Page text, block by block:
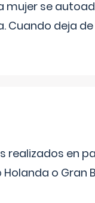
mujer se
deja de
realizados en
o Gran